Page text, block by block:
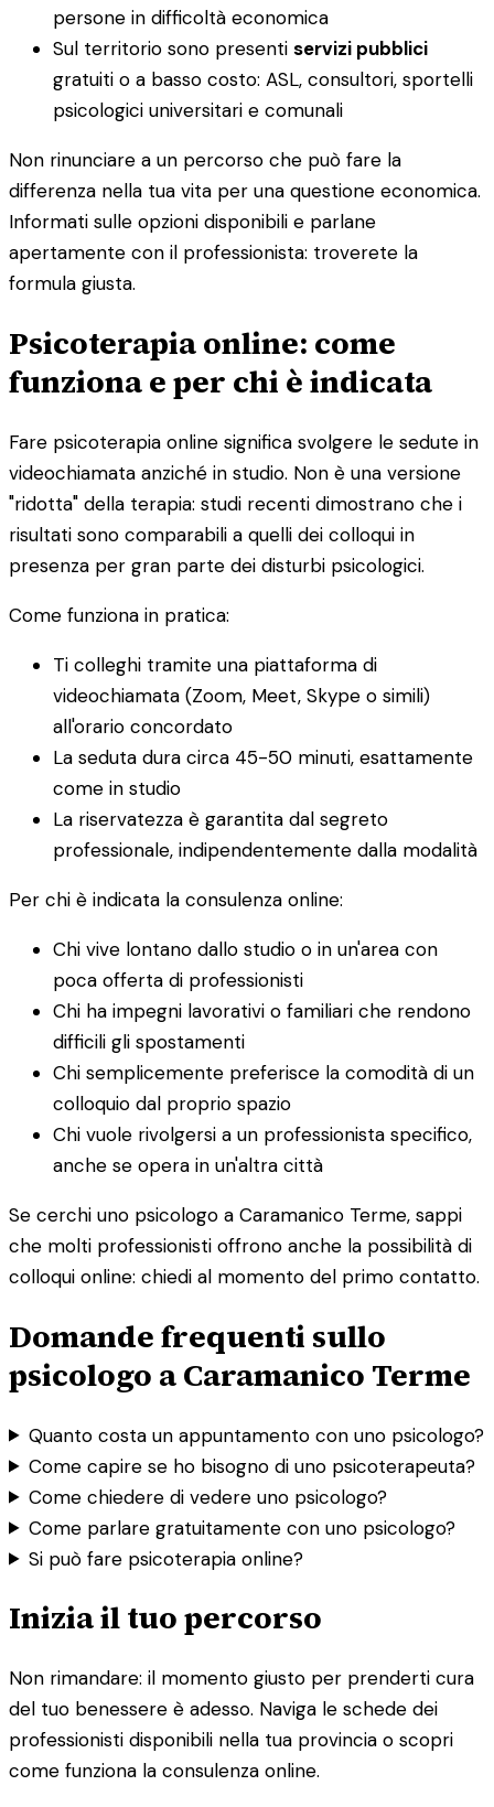
persone in difficoltà economica
Sul territorio sono presenti servizi pubblici
gratuiti o a basso costo: ASL, consultori, sportelli
psicologici universitari e comunali
Non rinunciare a un percorso che può fare la
differenza nella tua vita per una questione economica.
Informati sulle opzioni disponibili e parlane
apertamente con il professionista: troverete la
formula giusta.
Psicoterapia online: come
funziona e per chi è indicata
Fare psicoterapia online significa svolgere le sedute in
videochiamata anziché in studio. Non è una versione
"ridotta" della terapia: studi recenti dimostrano che i
risultati sono comparabili a quelli dei colloqui in
presenza per gran parte dei disturbi psicologici.
Come funziona in pratica:
Ti colleghi tramite una piattaforma di
videochiamata (Zoom, Meet, Skype o simili)
all'orario concordato
La seduta dura circa 45-50 minuti, esattamente
come in studio
La riservatezza è garantita dal segreto
professionale, indipendentemente dalla modalità
Per chi è indicata la consulenza online:
Chi vive lontano dallo studio o in un'area con
poca offerta di professionisti
Chi ha impegni lavorativi o familiari che rendono
difficili gli spostamenti
Chi semplicemente preferisce la comodità di un
colloquio dal proprio spazio
Chi vuole rivolgersi a un professionista specifico,
anche se opera in un'altra città
Se cerchi uno psicologo a Caramanico Terme, sappi
che molti professionisti offrono anche la possibilità di
colloqui online: chiedi al momento del primo contatto.
Domande frequenti sullo
psicologo a Caramanico Terme
Quanto costa un appuntamento con uno psicologo?
Come capire se ho bisogno di uno psicoterapeuta?
Come chiedere di vedere uno psicologo?
Come parlare gratuitamente con uno psicologo?
Si può fare psicoterapia online?
Inizia il tuo percorso
Non rimandare: il momento giusto per prenderti cura
del tuo benessere è adesso. Naviga le schede dei
professionisti disponibili nella tua provincia o scopri
come funziona la consulenza online.